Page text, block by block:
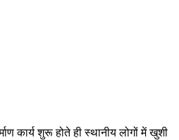
कार्य शुरू होते ही स्थानीय लोगों में खुशी